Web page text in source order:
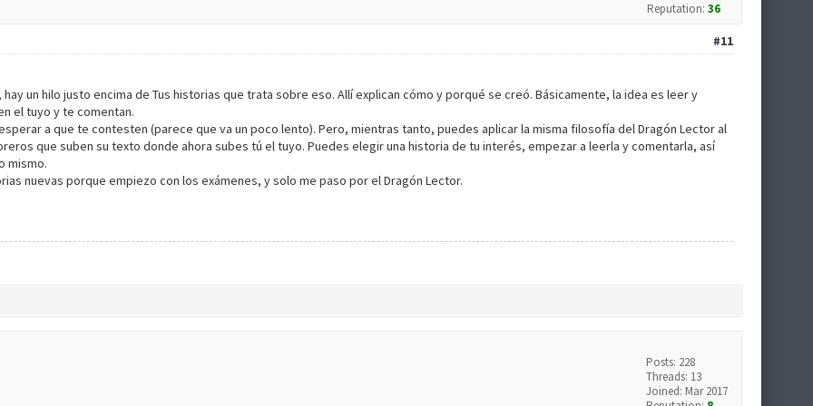
Reputation: 36
#11
un hilo justo encima de Tus historias que trata sobre eso. Allí explican cómo y porqué se creó. Básicamente, la idea es leer y
el tuyo y te comentan.
a que te contesten (parece que va un poco lento). Pero, mientras tanto, puedes aplicar la misma filosofía del Dragón Lector al
que suben su texto donde ahora subes tú el tuyo. Puedes elegir una historia de tu interés, empezar a leerla y comentarla, así
mismo.
nuevas porque empiezo con los exámenes, y solo me paso por el Dragón Lector.
Posts: 228
Threads: 13
Joined: Mar 2017